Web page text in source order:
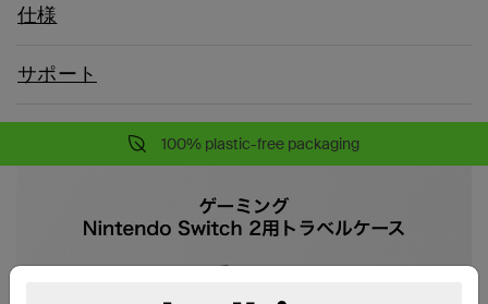
仕様
サポート
100% plastic-free packaging